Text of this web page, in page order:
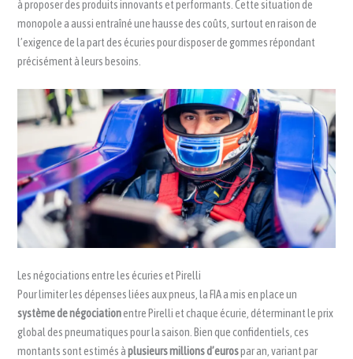
à proposer des produits innovants et performants. Cette situation de
monopole a aussi entraîné une hausse des coûts, surtout en raison de
l’exigence de la part des écuries pour disposer de gommes répondant
précisément à leurs besoins.
Les négociations entre les écuries et Pirelli
Pour limiter les dépenses liées aux pneus, la FIA a mis en place un
système de négociationentre Pirelli et chaque écurie, déterminant le prix
global des pneumatiques pour la saison. Bien que confidentiels, ces
montants sont estimés àplusieurs millions d’eurospar an, variant par